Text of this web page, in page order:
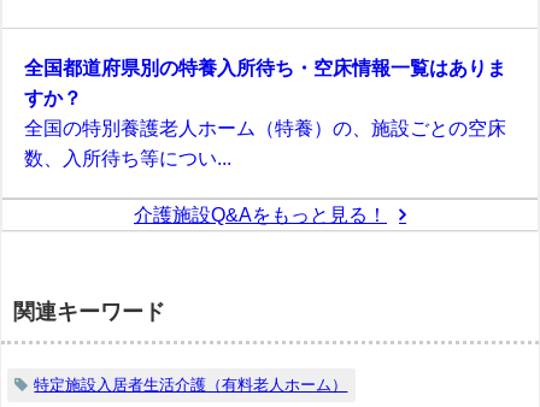
全国都道府県別の特養入所待ち・空床情報一覧はありま
すか？
全国の特別養護老人ホーム（特養）の、施設ごとの空床
数、入所待ち等につい...
介護施設Q&Aをもっと見る！
関連キーワード
特定施設入居者生活介護（有料老人ホーム）